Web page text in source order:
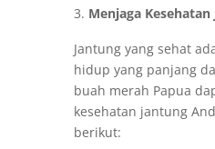
Menjaga Kesehatan
Jantung yang sehat
hidup yang panjang
buah merah Papua
kesehatan jantung
berikut: